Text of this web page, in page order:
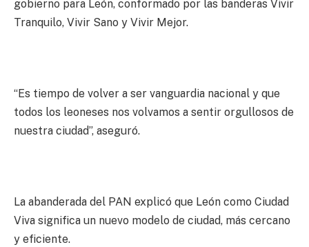
gobierno para León, conformado por las banderas Vivir
Tranquilo, Vivir Sano y Vivir Mejor.
“Es tiempo de volver a ser vanguardia nacional y que
todos los leoneses nos volvamos a sentir orgullosos de
nuestra ciudad”, aseguró.
La abanderada del PAN explicó que León como Ciudad
Viva significa un nuevo modelo de ciudad, más cercano
y eficiente.